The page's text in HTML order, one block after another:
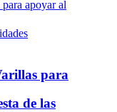
para
de las